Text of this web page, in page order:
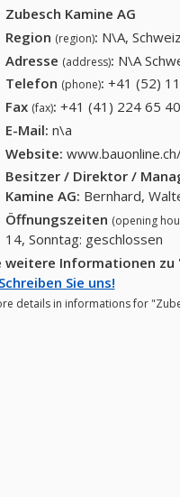
Zubesch Kamine AG
Region (region): N\A, Schweiz
Adresse (address): N\A
Telefon (phone): +41 (52)
Fax (fax): +41 (41) 224 65 40
E-Mail: n\a
Website:
Besitzer / Direktor /
Kamine AG: Bernhard,
Öffnungszeiten (opening
14, Sonntag: geschlossen
Informationen zu
Schreiben Sie uns!
details in informations for